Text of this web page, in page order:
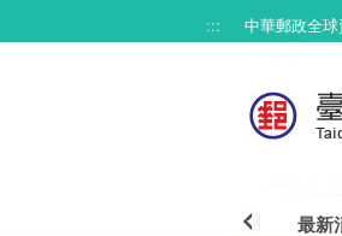
::: 中華郵政全
最新